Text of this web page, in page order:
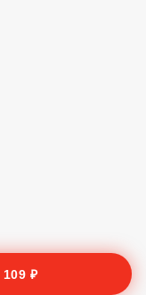
109 ₽